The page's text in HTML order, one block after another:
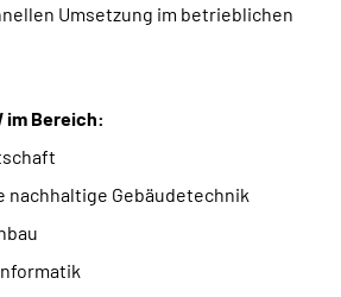
Umsetzung im betrieblichen
im Bereich:
nachhaltige Gebäudetechnik